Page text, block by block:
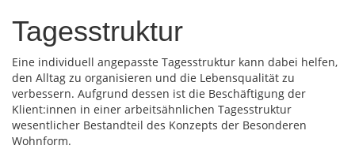
Tagesstruktur
Eine individuell angepasste Tagesstruktur kann dabei helfen,
den Alltag zu organisieren und die Lebensqualität zu
verbessern. Aufgrund dessen ist die Beschäftigung der
Klient:innen in einer arbeitsähnlichen Tagesstruktur
wesentlicher Bestandteil des Konzepts der Besonderen
Wohnform.